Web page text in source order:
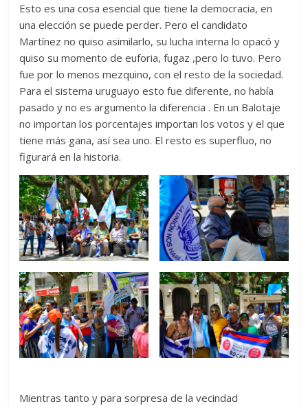
Esto es una cosa esencial que tiene la democracia, en
una elección se puede perder. Pero el candidato
Martínez no quiso asimilarlo, su lucha interna lo opacó y
quiso su momento de euforia, fugaz ,pero lo tuvo. Pero
fue por lo menos mezquino, con el resto de la sociedad.
Para el sistema uruguayo esto fue diferente, no había
pasado y no es argumento la diferencia . En un Balotaje
no importan los porcentajes importan los votos y el que
tiene más gana, así sea uno. El resto es superfluo, no
figurará en la historia.
Mientras tanto y para sorpresa de la vecindad